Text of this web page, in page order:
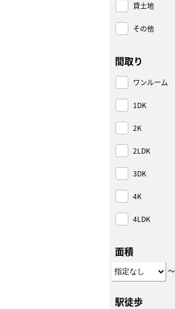
貸土地
その他
間取り
ワンルーム
1DK
2K
2LDK
3DK
4K
4LDK
面積
～
駅徒歩